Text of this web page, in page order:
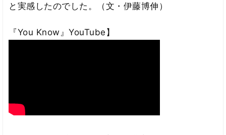
と実感したのでした。（文・伊藤博伸）
『You Know』YouTube】